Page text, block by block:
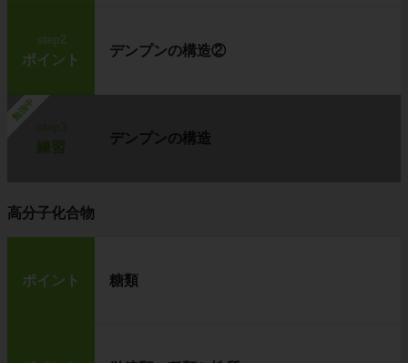
step2
ポイント
デンプンの構造②
勉強中
デンプンの構造
高分子化合物
ポイント 糖類